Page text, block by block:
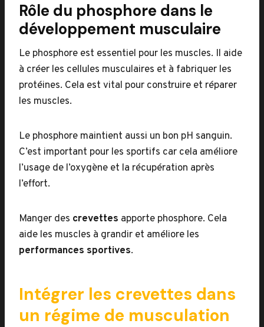
Rôle du phosphore dans le
développement musculaire
Le phosphore est essentiel pour les muscles. Il aide
à créer les cellules musculaires et à fabriquer les
protéines. Cela est vital pour construire et réparer
les muscles.
Le phosphore maintient aussi un bon pH sanguin.
C’est important pour les sportifs car cela améliore
l’usage de l’oxygène et la récupération après
l’effort.
Manger des crevettes apporte phosphore. Cela
aide les muscles à grandir et améliore les
performances sportives.
Intégrer les crevettes dans
un régime de musculation